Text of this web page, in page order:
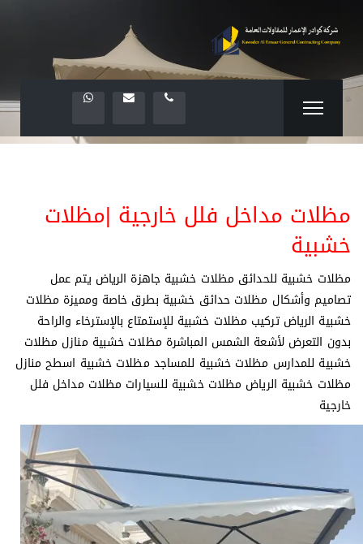
مظلات مداخل فلل خارجية |مظلات
خشبية
مظلات خشبية للحدائق مظلات خشبية جاهزة الرياض يتم عمل
تصاميم وأشكال مظلات حدائق خشبية بطرق خاصة ومميزة مظلات
خشبية الرياض تركيب مظلات خشبية للإستمتاع بالإسترخاء والراحة
بدون التعرض لأشعة الشمس المباشرة مظلات خشبية منازل مظلات
خشبية للمدارس مظلات خشبية للمساجد مظلات خشبية اسطح منازل
مظلات خشبية الرياض مظلات خشبية للسيارات مظلات مداخل فلل
خارجية